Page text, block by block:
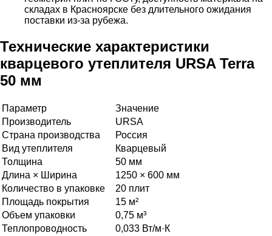
складах в Красноярске без длительного ожидания
поставки из-за рубежа.
Технические характеристики
кварцевого утеплителя URSA Terra
50 мм
Параметр
Значение
Производитель
URSA
Страна производства
Россия
Вид утеплителя
Кварцевый
Толщина
50 мм
Длина × Ширина
1250 × 600 мм
Количество в упаковке
20 плит
Площадь покрытия
15 м²
Объем упаковки
0,75 м³
Теплопроводность
0,033 Вт/м·К